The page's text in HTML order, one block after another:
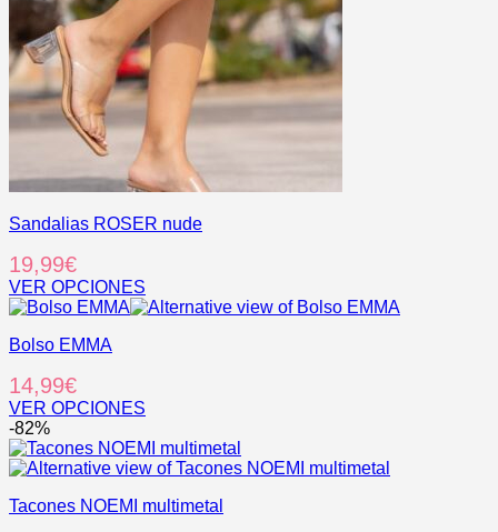
se
pueden
elegir
en
la
página
de
Sandalias ROSER nude
19,99€
VER OPCIONES
Este
tiene
variantes.
Las
opciones
se
pueden
en
Bolso EMMA
14,99€
VER OPCIONES
Este
producto
tiene
variantes.
-82%
Tacones NOEMI multimetal